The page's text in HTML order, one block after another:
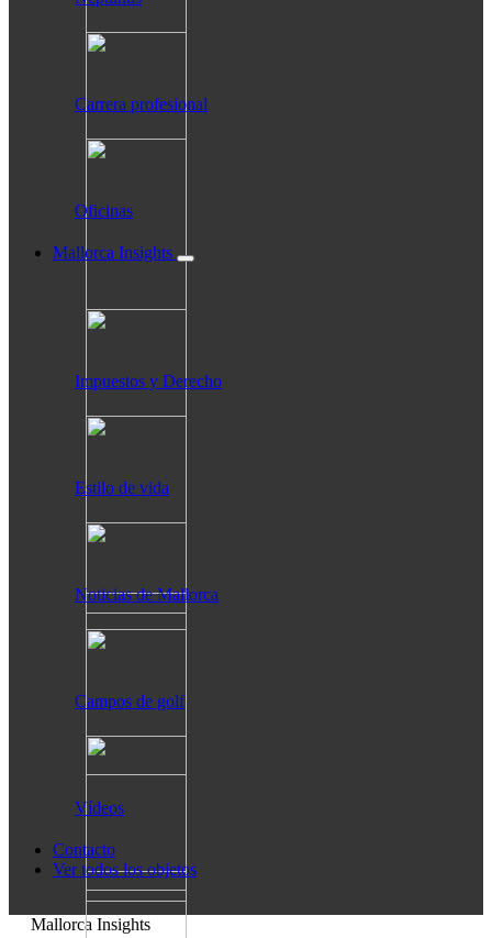
Carrera profesional
Oficinas
Mallorca Insights
Impuestos y Derecho
Estilo de vida
Noticias de Mallorca
Campos de golf
Vídeos
Contacto
Ver todos los objetos
Mallorca Insights